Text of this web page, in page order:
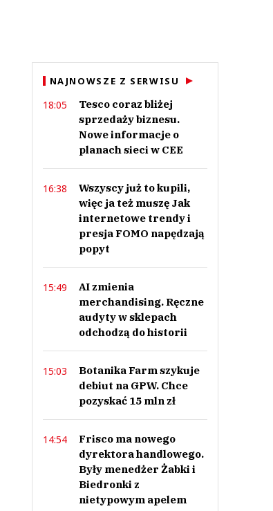
NAJNOWSZE Z SERWISU
18:05
Tesco coraz bliżej
sprzedaży biznesu.
Nowe informacje o
planach sieci w CEE
16:38
Wszyscy już to kupili,
więc ja też muszę Jak
internetowe trendy i
presja FOMO napędzają
popyt
15:49
AI zmienia
merchandising. Ręczne
audyty w sklepach
odchodzą do historii
15:03
Botanika Farm szykuje
debiut na GPW. Chce
pozyskać 15 mln zł
14:54
Frisco ma nowego
dyrektora handlowego.
Były menedżer Żabki i
Biedronki z
nietypowym apelem